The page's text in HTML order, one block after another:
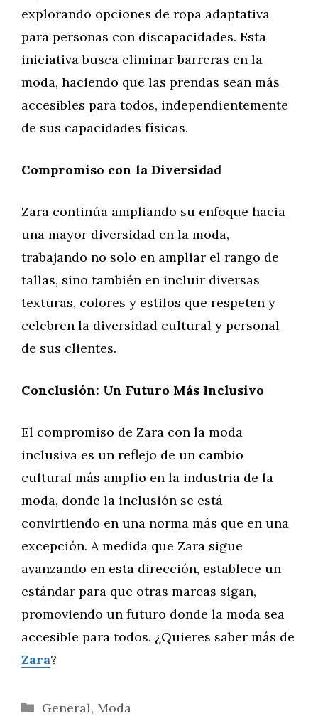
explorando opciones de ropa adaptativa
para personas con discapacidades. Esta
iniciativa busca eliminar barreras en la
moda, haciendo que las prendas sean más
accesibles para todos, independientemente
de sus capacidades físicas.
Compromiso con la Diversidad
Zara continúa ampliando su enfoque hacia
una mayor diversidad en la moda,
trabajando no solo en ampliar el rango de
tallas, sino también en incluir diversas
texturas, colores y estilos que respeten y
celebren la diversidad cultural y personal
de sus clientes.
Conclusión: Un Futuro Más Inclusivo
El compromiso de Zara con la moda
inclusiva es un reflejo de un cambio
cultural más amplio en la industria de la
moda, donde la inclusión se está
convirtiendo en una norma más que en una
excepción. A medida que Zara sigue
avanzando en esta dirección, establece un
estándar para que otras marcas sigan,
promoviendo un futuro donde la moda sea
accesible para todos. ¿Quieres saber más de
Zara?
Categorías
General, Moda